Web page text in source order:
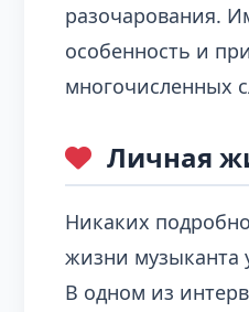
разочарования.
особенность и
многочисленных
Личная
Никаких
жизни музыканта
В одном из